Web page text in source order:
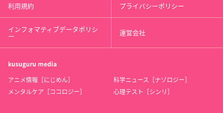
利用規約 プライバシーポリシー
インフォマティブデータポリシ
ー 運営会社
kusuguru media
アニメ情報［にじめん］
科学ニュース［ナゾロジー］
メンタルケア［ココロジー］
心理テスト［シンリ］